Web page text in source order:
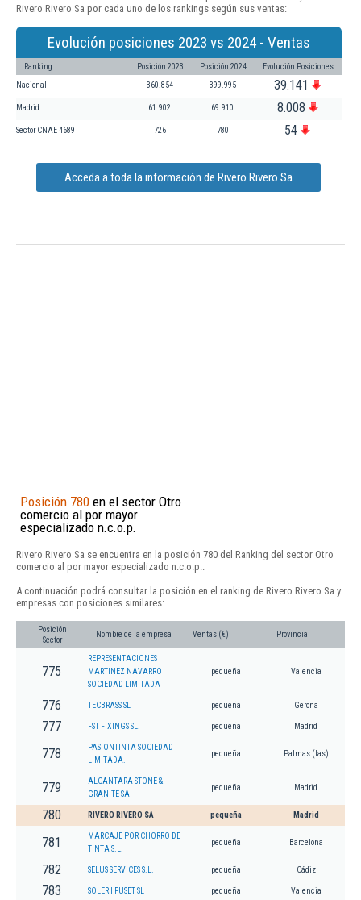
Rivero Rivero Sa por cada uno de los rankings según sus ventas:
Evolución posiciones 2023 vs 2024 - Ventas
Ranking Posición 2023 Posición 2024 Evolución Posiciones
Nacional 360.854 399.995 39.141
Madrid 61.902 69.910 8.008
Sector CNAE 4689 726 780 54
Acceda a toda la información de Rivero Rivero Sa
Posición 780 en el sector Otro
comercio al por mayor
especializado n.c.o.p.
Rivero Rivero Sa se encuentra en la posición 780 del Ranking del sector Otro
comercio al por mayor especializado n.c.o.p..
A continuación podrá consultar la posición en el ranking de Rivero Rivero Sa y
empresas con posiciones similares:
Posición
Sector
Nombre de la empresa Ventas (€) Provincia
775
REPRESENTACIONES
MARTINEZ NAVARRO
SOCIEDAD LIMITADA
pequeña Valencia
776 TECBRASS SL pequeña Gerona
777 FST FIXINGS SL. pequeña Madrid
778
PASIONTINTA SOCIEDAD
LIMITADA.
pequeña Palmas (las)
779
ALCANTARA STONE &
GRANITE SA
pequeña Madrid
780 RIVERO RIVERO SA pequeña Madrid
781
MARCAJE POR CHORRO DE
TINTA S.L.
pequeña Barcelona
782 SELUS SERVICES S.L. pequeña Cádiz
783 SOLER I FUSET SL pequeña Valencia